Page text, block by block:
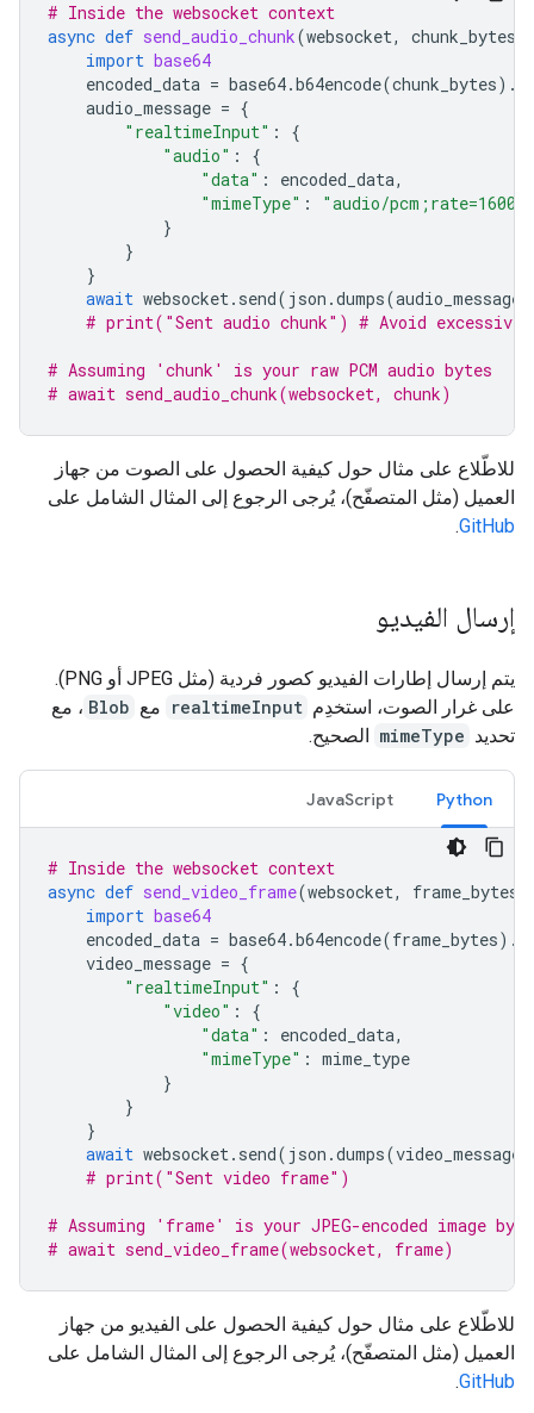
# Inside the websocket context
async def send_audio_chunk(websocket, chunk_bytes
import base64
encoded_data = base64.b64encode(chunk_bytes) .
audio_message = {
"realtimeInput" :
{
"audio" :
{
"data" : encoded_data,
"mimeType" :
"audio/
}
}
}
await websocket. send( json .dumps(audio_message
# print("Sent audio chunk") # Avoid excessive
# Assuming 'chunk' is your raw PCM audio bytes
# await send_audio_chunk(websocket, chunk)
للاطّلاع على مثال حول كيفية الحصول على الصوت من جهاز
العميل (مثل المتصفّح)، يُرجى الرجوع إلى المثال الشامل على
GitHub
.
إرسال الفيديو
يتم إرسال إطارات الفيديو كصور فردية (مثل JPEG أو PNG).
على غرار الصوت، استخدِم realtimeInput مع Blob ، مع
تحديد mimeType الصحيح.
Python
JavaScript
# Inside the websocket context
async def send_video_frame(websocket, frame_bytes
import base64
encoded_data = base64.b64encode(frame_bytes) .
video_message = {
"realtimeInput" :
{
"video" :
{
"data" : encoded_data,
"mimeType" : mime_type
}
}
}
await websocket. send( json .dumps(video_message
# print("Sent video frame")
# Assuming 'frame' is your JPEG-encoded image
# await send_video_frame(websocket, frame)
للاطّلاع على مثال حول كيفية الحصول على الفيديو من جهاز
العميل (مثل المتصفّح)، يُرجى الرجوع إلى المثال الشامل على
GitHub
.